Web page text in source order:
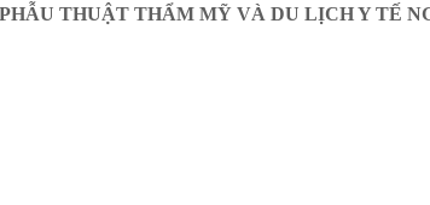
THUẬT THẨM MỸ VÀ DU LỊCH Y TẾ